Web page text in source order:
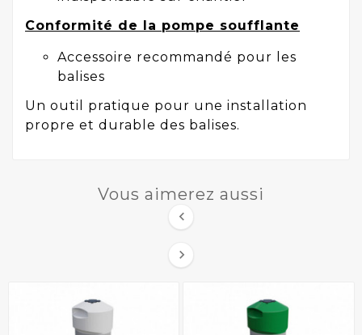
Conformité de la pompe soufflante
Accessoire recommandé pour les
balises
Un outil pratique pour une installation
propre et durable des balises.
Vous aimerez aussi

